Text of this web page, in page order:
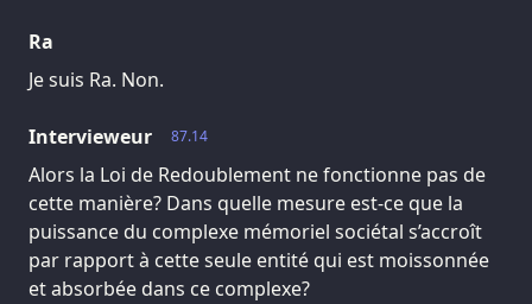
Ra
Je suis Ra. Non.
87.14
Intervieweur
Alors la Loi de Redoublement ne fonctionne pas de
cette manière? Dans quelle mesure est-ce que la
puissance du complexe mémoriel sociétal s’accroît
par rapport à cette seule entité qui est moissonnée
et absorbée dans ce complexe?